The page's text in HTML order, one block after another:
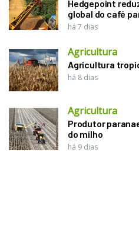
Hedgepoint
global do café
há 7 dias
Agricultura
Agricultura
há 8 dias
Agricultura
Produtor
do milho
há 9 dias